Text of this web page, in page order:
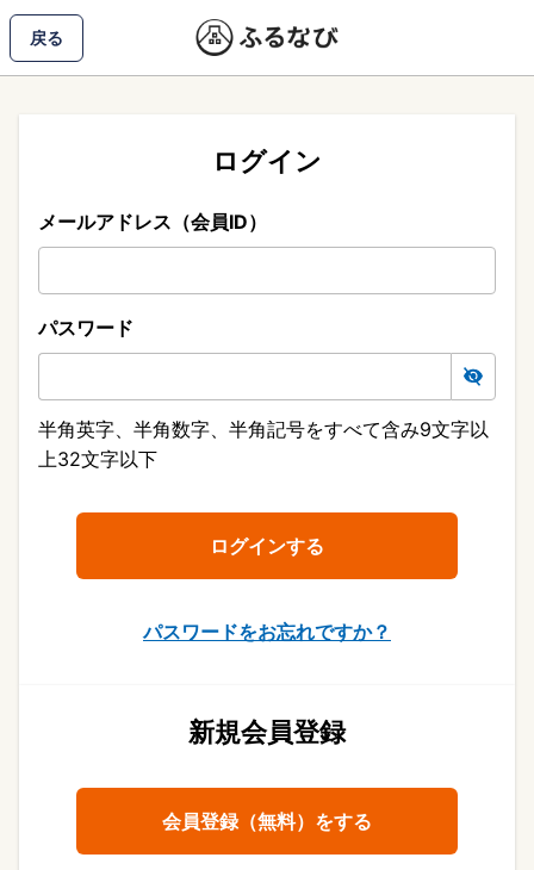
戻る
ログイン
メールアドレス（会員ID）
パスワード
半角英字、半角数字、半角記号をすべて含み9文字以
上32文字以下
パスワードをお忘れですか？
新規会員登録
会員登録（無料）をする